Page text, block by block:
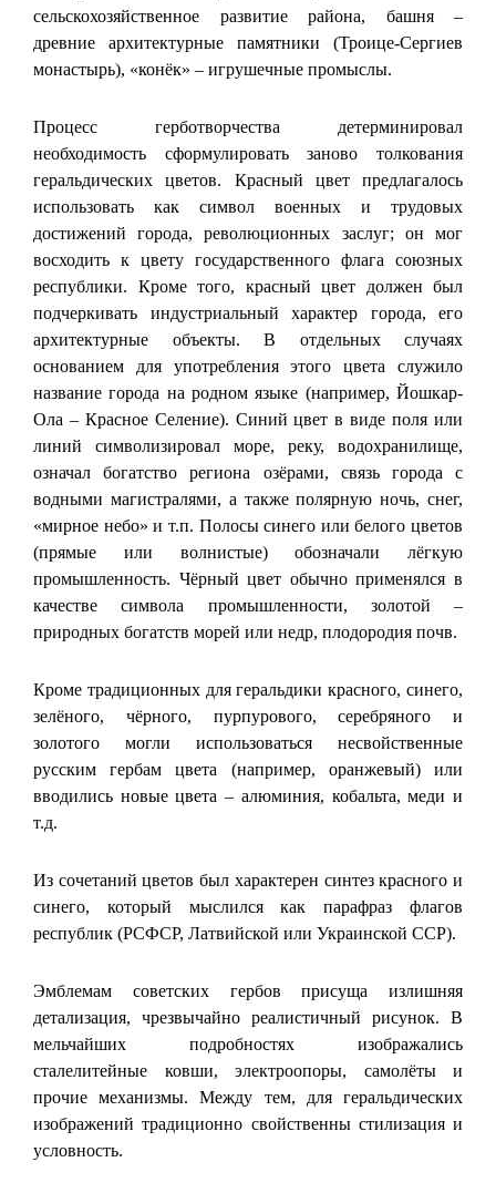
сельскохозяйственное развитие района, башня –
древние архитектурные памятники (Троице-Сергиев
монастырь), «конёк» – игрушечные промыслы.
Процесс герботворчества детерминировал
необходимость сформулировать заново толкования
геральдических цветов. Красный цвет предлагалось
использовать как символ военных и трудовых
достижений города, революционных заслуг; он мог
восходить к цвету государственного флага союзных
республики. Кроме того, красный цвет должен был
подчеркивать индустриальный характер города, его
архитектурные объекты. В отдельных случаях
основанием для употребления этого цвета служило
название города на родном языке (например, Йошкар-
Ола – Красное Селение). Синий цвет в виде поля или
линий символизировал море, реку, водохранилище,
означал богатство региона озёрами, связь города с
водными магистралями, а также полярную ночь, снег,
«мирное небо» и т.п. Полосы синего или белого цветов
(прямые или волнистые) обозначали лёгкую
промышленность. Чёрный цвет обычно применялся в
качестве символа промышленности, золотой –
природных богатств морей или недр, плодородия почв.
Кроме традиционных для геральдики красного, синего,
зелёного, чёрного, пурпурового, серебряного и
золотого могли использоваться несвойственные
русским гербам цвета (например, оранжевый) или
вводились новые цвета – алюминия, кобальта, меди и
т.д.
Из сочетаний цветов был характерен синтез красного и
синего, который мыслился как парафраз флагов
республик (РСФСР, Латвийской или Украинской ССР).
Эмблемам советских гербов присуща излишняя
детализация, чрезвычайно реалистичный рисунок. В
мельчайших подробностях изображались
сталелитейные ковши, электроопоры, самолёты и
прочие механизмы. Между тем, для геральдических
изображений традиционно свойственны стилизация и
условность.